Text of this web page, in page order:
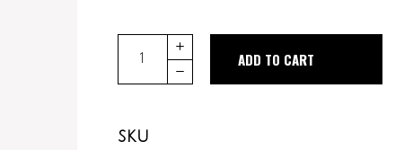
Quantity
ADD TO CART
SKU